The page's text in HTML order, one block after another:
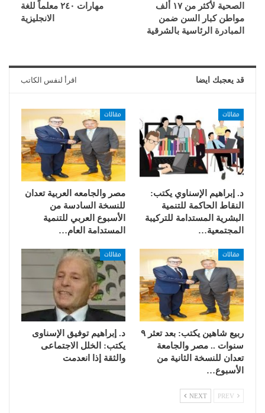
الصحية لأكثر من ١٧ ألف
مواطن كبار السن ضمن
المبادرة الرئاسية بالشرقية
مهارات ٢٤٠ معلماً للغة
الانجليزية
قد يعجبك ايضا اقرأ لنفس الكاتب
مقالات
د. إبراهيم الإسناوي يكتب:
النقاط الحاكمة للتنمية
البشرية المستدامة للتركيبة
المجتمعية…
مقالات
مصر والجامعه العربية تعدان
للنسخة السادسة من
الأسبوع العربي للتنمية
المستدامة العام…
مقالات
ربيع شاهين يكتب: بعد تعثر ٩
سنوات .. مصر والجامعة
تعدان للنسخة الثانية من
الأسبوع…
مقالات
د. إبراهيم توفيق الإسناوى
يكتب: الخلل الاجتماعى
والثقة إذا انعدمت
NEXT